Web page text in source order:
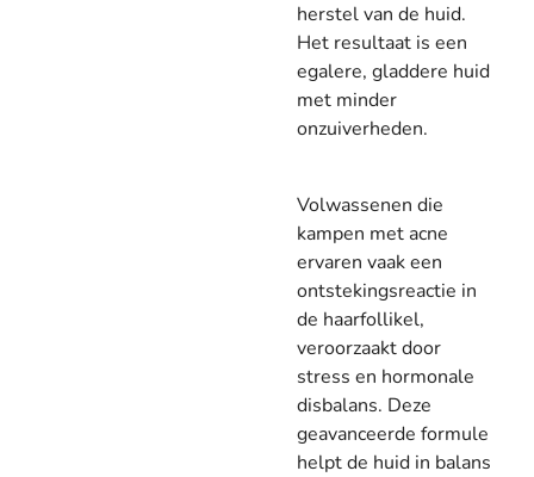
herstel van de huid.
Het resultaat is een
egalere, gladdere huid
met minder
onzuiverheden.
Volwassenen die
kampen met acne
ervaren vaak een
ontstekingsreactie in
de haarfollikel,
veroorzaakt door
stress en hormonale
disbalans. Deze
geavanceerde formule
helpt de huid in balans